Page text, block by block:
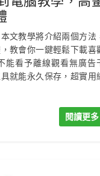
文教學將介紹兩個方法
教會你一鍵輕鬆下載喜
能看予離線觀看無廣告
就能永久保存，超實用
閱讀更多